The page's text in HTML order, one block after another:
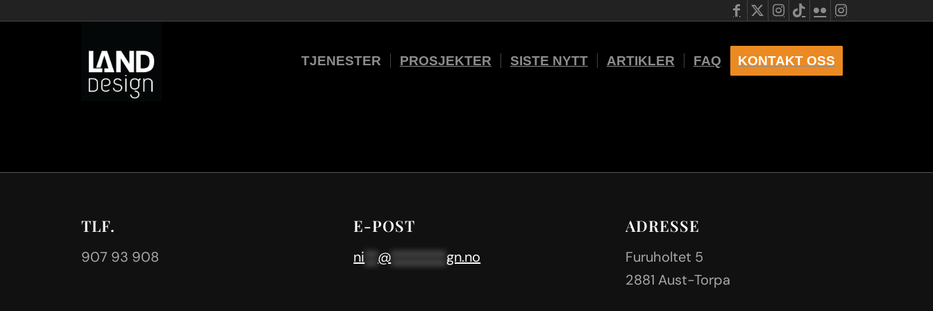
TJENESTER PROSJEKTER SISTE NYTT ARTIKLER FAQ KONTAKT OSS
TLF.
907 93 908
E-POST
ni @ gn.no
ADRESSE
Furuholtet 5
2881 Aust-Torpa